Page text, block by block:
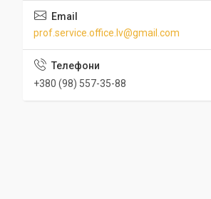
prof.service.office.lv@gmail.com
+380 (98) 557-35-88